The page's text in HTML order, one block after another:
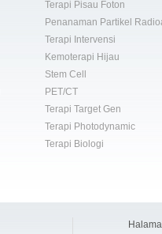
Terapi Pisau Foton
Penanaman Partikel
Terapi Intervensi
Kemoterapi Hijau
Stem Cell
PET/CT
Terapi Target Gen
Terapi Photodynamic
Terapi Biologi